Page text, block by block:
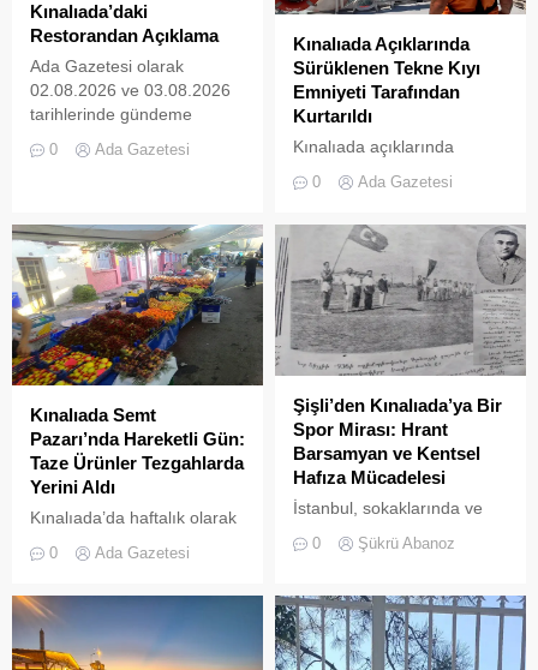
Kınalıada’daki
Restorandan Açıklama
Ada Gazetesi olarak
02.08.2026 ve 03.08.2026
tarihlerinde gündeme
getirdiğimiz “Kınalıada’da
Ruhsatsız Alkol Satan
Mührü Kırılan Restoran
İkinci Kez
Mühürlendi” başlıklı
haberlerimizin ardından,
ilgili işletme (Armise
Restoran) tarafından
tarafımıza bir açıklama
olarak şeffaf habercilik
anlayışımız, tarafsızlık
ilkemiz ve en önemlisi basın
meslek etiğinin gereği olan
“cevap hakkına”
duyduğumuz...
0 Ada Gazetesi
Kınalıada Açıklarında
Sürüklenen Tekne Kıyı
Emniyeti Tarafından
Kurtarıldı
Kınalıada açıklarında
denizde mahsur kalan bir
Müdürlüğü (KEGM)
ekiplerinin zamanında
müdahalesiyle kurtarıldı.
0 Ada Gazetesi
Kınalıada Semt
Pazarı’nda Hareketli Gün:
Taze Ürünler Tezgahlarda
Yerini Aldı
Kınalıada’da haftalık olarak
kurulan semt pazarı, ada
sakinleri ve ziyaretçilerin
canlılığına ulaştı.
0 Ada Gazetesi
Şişli’den Kınalıada’ya Bir
Spor Mirası: Hrant
Barsamyan ve Kentsel
Hafıza Mücadelesi
İstanbul, sokaklarında ve
yüzyıllardır biriktirdiği çok
devasa bir hafıza
mekânıdır.
0 Şükrü Abanoz